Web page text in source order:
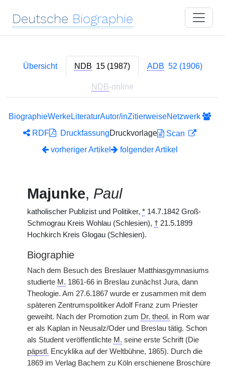
Deutsche Biographie
Übersicht NDB 15 (1987) ADB 52 (1906)
NDB-online
BiographieWerkeLiteraturAutor/inZitierweiseNetzwerk
RDF
DruckfassungDruckvorlage
Scan
vorheriger Artikel
folgender Artikel
Majunke, Paul
katholischer Publizist und Politiker, * 14.7.1842 Groß-
Schmograu Kreis Wohlau (Schlesien), † 21.5.1899
Hochkirch Kreis Glogau (Schlesien).
Biographie
Nach dem Besuch des Breslauer Matthiasgymnasiums
studierte M. 1861-66 in Breslau zunächst Jura, dann
Theologie. Am 27.6.1867 wurde er zusammen mit dem
späteren Zentrumspolitiker Adolf Franz zum Priester
geweiht. Nach der Promotion zum Dr. theol. in Rom war
er als Kaplan in Neusalz/Oder und Breslau tätig. Schon
als Student veröffentlichte M. seine erste Schrift (Die
päpstl. Encyklika auf der Weltbühne, 1865). Durch die
1869 im Verlag Bachem zu Köln erschienene Broschüre